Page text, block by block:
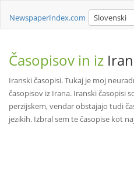
NewspaperIndex.com Slovenski
Časopisov in iz Iran
Iranski časopisi. Tukaj je moj
časopisov iz Irana. Iranski časopisi
perzijskem, vendar obstajajo tudi
jezikih. Izbral sem te časopise kot